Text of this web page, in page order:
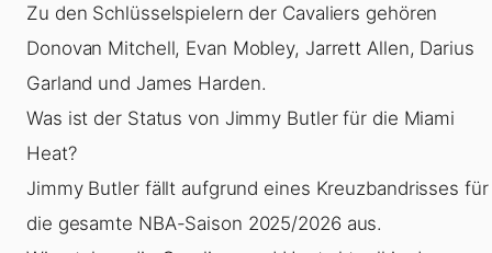
Zu den Schlüsselspielern der Cavaliers gehören
Donovan Mitchell, Evan Mobley, Jarrett Allen, Darius
Garland und James Harden.
Was ist der Status von Jimmy Butler für die Miami
Heat?
Jimmy Butler fällt aufgrund eines Kreuzbandrisses für
die gesamte NBA-Saison 2025/2026 aus.